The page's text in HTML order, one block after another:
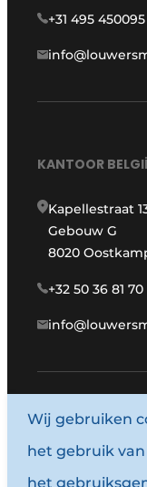
+31 495 450095
KANTOOR
Kapellestraat
Gebouw G
8020
+32 50 36 81 70
©
Wij gebruiken
het gebruik
het